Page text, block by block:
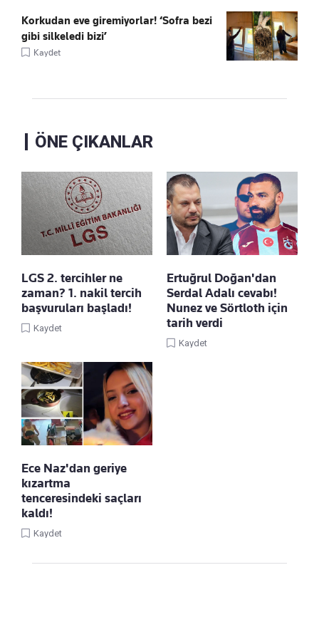
Korkudan eve giremiyorlar! ‘Sofra bezi
gibi silkeledi bizi’
Kaydet
ÖNE ÇIKANLAR
LGS 2. tercihler ne
zaman? 1. nakil tercih
başvuruları başladı!
Kaydet
Ertuğrul Doğan'dan
Serdal Adalı cevabı!
Nunez ve Sörtloth için
tarih verdi
Kaydet
Ece Naz'dan geriye
kızartma
tenceresindeki saçları
kaldı!
Kaydet